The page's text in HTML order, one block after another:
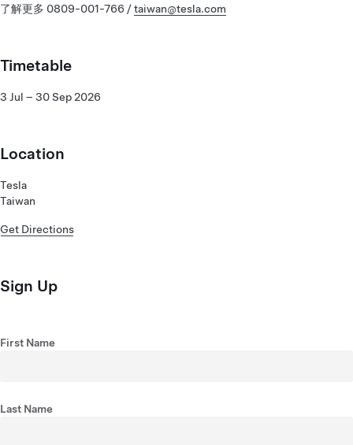
了解更多 0809-001-766 /taiwan@tesla.com
Timetable
3 Jul – 30 Sep 2026
Location
Tesla
Taiwan
Get Directions
Sign Up
First Name
Last Name